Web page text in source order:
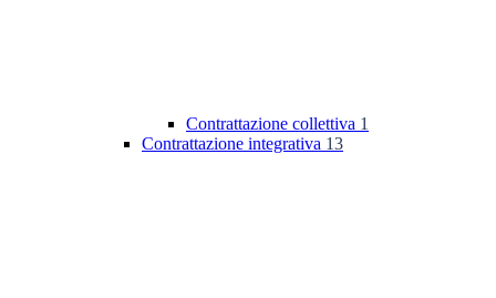
Contrattazione collettiva 1
Contrattazione integrativa 13